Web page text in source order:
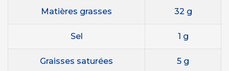
Matières grasses 32 g
Sel 1 g
Graisses saturées 5 g